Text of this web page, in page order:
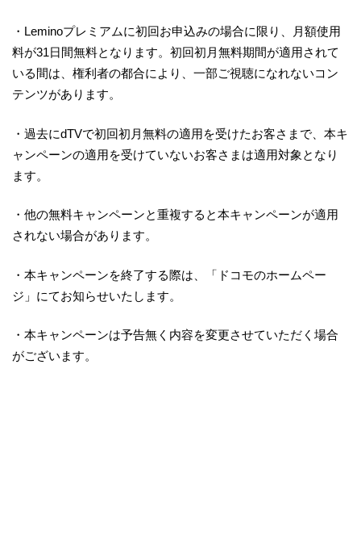
・Leminoプレミアムに初回お申込みの場合に限り、月額使用
料が31日間無料となります。初回初月無料期間が適用されて
いる間は、権利者の都合により、一部ご視聴になれないコン
テンツがあります。
・過去にdTVで初回初月無料の適用を受けたお客さまで、本キ
ャンペーンの適用を受けていないお客さまは適用対象となり
ます。
・他の無料キャンペーンと重複すると本キャンペーンが適用
されない場合があります。
・本キャンペーンを終了する際は、「ドコモのホームペー
ジ」にてお知らせいたします。
・本キャンペーンは予告無く内容を変更させていただく場合
がございます。